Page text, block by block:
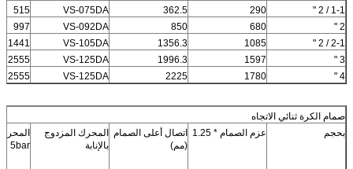
1-1 / 2 "
290
362.5
VS-075DA
515
2 "
680
850
VS-092DA
997
2-1 / 2 "
1085
1356.3
VS-105DA
1441
3 "
1597
1996.3
VS-125DA
2555
4 "
1780
2225
VS-125DA
2555
صمام الكرة ثنائي الاتجاه
بحجم
عزم الصمام * 1.25
اتصال أعلى الصمام
(مم)
المحرك المزدوج
بالإنابة
5bar